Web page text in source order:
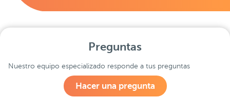
Preguntas
Nuestro equipo especializado responde a tus preguntas
Hacer una pregunta